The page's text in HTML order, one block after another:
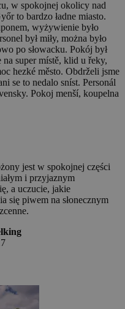
w spokojnej okolicy nad
to bardzo ładne miasto.
wyżywienie było
był miły, można było
po słowacku. Pokój był
na super místě, klid u řeky,
hezké město. Obdrželi jsme
se to nedalo sníst. Personál
Pokoj menší, koupelna
jest w spokojnej części
i przyjaznym
a uczucie, jakie
się piwem na słonecznym